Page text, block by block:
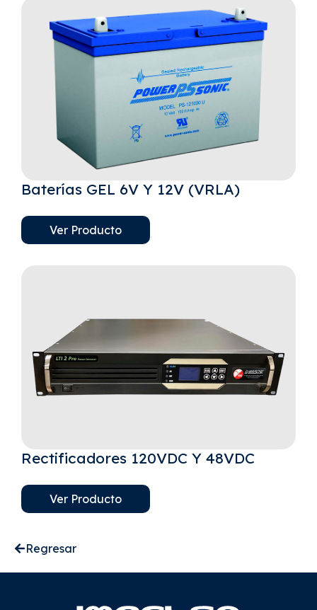
Baterías GEL 6V Y 12V (VRLA)
Ver Producto
Rectificadores 120VDC Y 48VDC
Ver Producto
Regresar